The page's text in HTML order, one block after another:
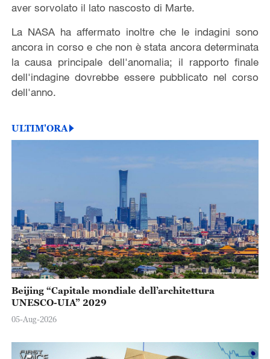
aver sorvolato il lato nascosto di Marte.
La NASA ha affermato inoltre che le indagini sono
ancora in corso e che non è stata ancora determinata
la causa principale dell'anomalia; il rapporto finale
dell'indagine dovrebbe essere pubblicato nel corso
dell'anno.
ULTIM'ORA
Beijing “Capitale mondiale dell’architettura
UNESCO-UIA” 2029
05-Aug-2026